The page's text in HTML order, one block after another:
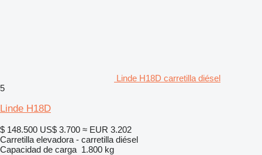
Linde H18D carretilla diésel
5
Linde H18D
$ 148.500 US$ 3.700 ≈ EUR 3.202
Carretilla elevadora - carretilla diésel
Capacidad de carga 1.800 kg